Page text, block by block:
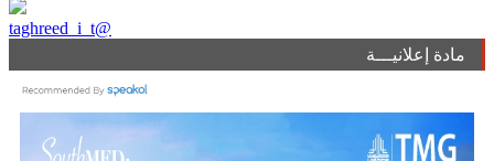
taghreed_i_t@
مادة إعلانيـــة